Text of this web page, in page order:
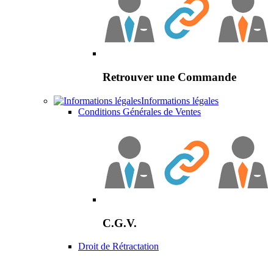
Retrouver une Commande
Informations légales
Conditions Générales de Ventes
C.G.V.
Droit de Rétractation